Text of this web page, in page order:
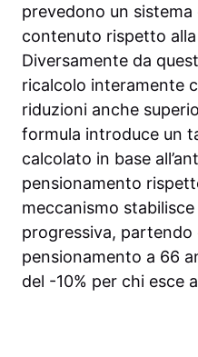
prevedono un
contenuto rispetto
Diversamente da
ricalcolo interamente
riduzioni anche
formula introduce un
calcolato in base
pensionamento
meccanismo
progressiva, partendo
pensionamento a 66
del -10% per chi esce